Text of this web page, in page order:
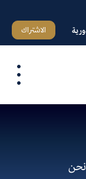
الاشتراك